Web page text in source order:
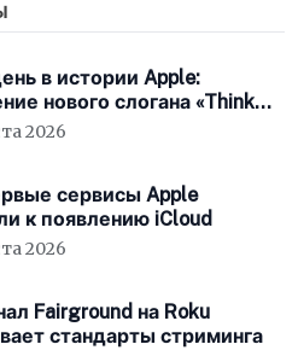
в истории Apple:
нового слогана «Think
2026
сервисы Apple
к появлению iCloud
2026
Fairground на Roku
стандарты стриминга